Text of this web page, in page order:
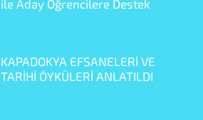
ile Aday Öğrencilere Destek
KAPADOKYA EFSANELERİ VE
TARİHİ ÖYKÜLERİ ANLATILDI